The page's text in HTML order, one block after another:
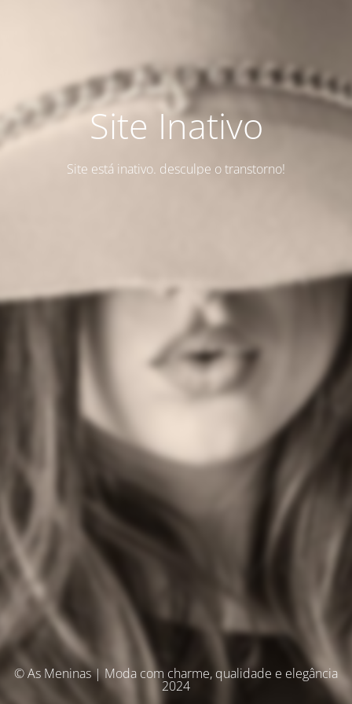
Site Inativo
Site está inativo. desculpe o transtorno!
© As Meninas | Moda com charme, qualidade e elegância
2024